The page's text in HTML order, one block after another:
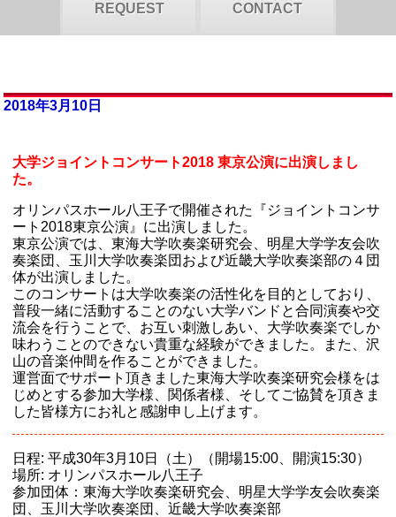
REQUEST CONTACT
2018年3月10日
大学ジョイントコンサート2018 東京公演に出演しまし
た。
オリンパスホール八王子で開催された『ジョイントコンサ
ート2018東京公演』に出演しました。
東京公演では、東海大学吹奏楽研究会、明星大学学友会吹
奏楽団、玉川大学吹奏楽団および近畿大学吹奏楽部の４団
体が出演しました。
このコンサートは大学吹奏楽の活性化を目的としており、
普段一緒に活動することのない大学バンドと合同演奏や交
流会を行うことで、お互い刺激しあい、大学吹奏楽でしか
味わうことのできない貴重な経験ができました。また、沢
山の音楽仲間を作ることができました。
運営面でサポート頂きました東海大学吹奏楽研究会様をは
じめとする参加大学様、関係者様、そしてご協賛を頂きま
した皆様方にお礼と感謝申し上げます。
日程: 平成30年3月10日（土）（開場15:00、開演15:30）
場所: オリンパスホール八王子
参加団体：東海大学吹奏楽研究会、明星大学学友会吹奏楽
団、玉川大学吹奏楽団、近畿大学吹奏楽部